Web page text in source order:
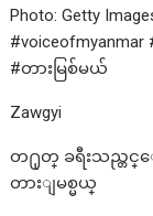
Photo: Getty
#တားမြစ်မယ်
Zawgyi
တ႐ုတ္ ခရီးသည္တ
တားျမစ္မယ္